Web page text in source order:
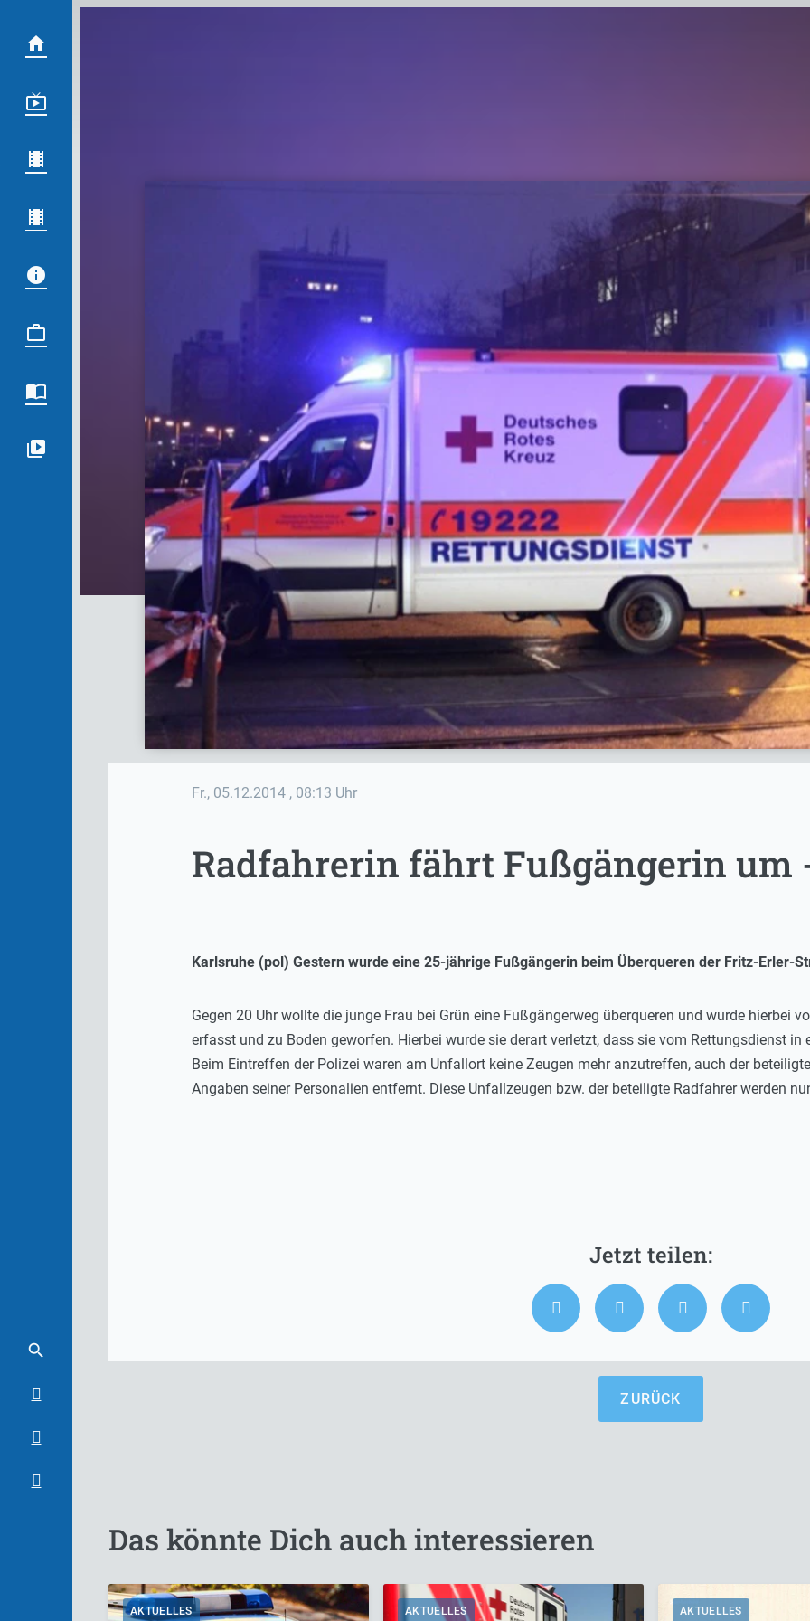
Fr., 05.12.2014 , 08:13 Uhr
Radfahrerin fährt Fußgängerin um
Karlsruhe (pol) Gestern wurde eine 25-jährige Fußgängerin beim Überqueren der Fritz-Erler-
Gegen 20 Uhr wollte die junge Frau bei Grün eine Fußgängerweg überqueren und wurde hierbei
erfasst und zu Boden geworfen. Hierbei wurde sie derart verletzt, dass sie vom Rettungsdienst
Beim Eintreffen der Polizei waren am Unfallort keine Zeugen mehr anzutreffen, auch der
Angaben seiner Personalien entfernt. Diese Unfallzeugen bzw. der beteiligte Radfahrer werden
ZURÜCK
Das könnte Dich auch interessieren
AKTUELLES AKTUELLES AKTUELLES